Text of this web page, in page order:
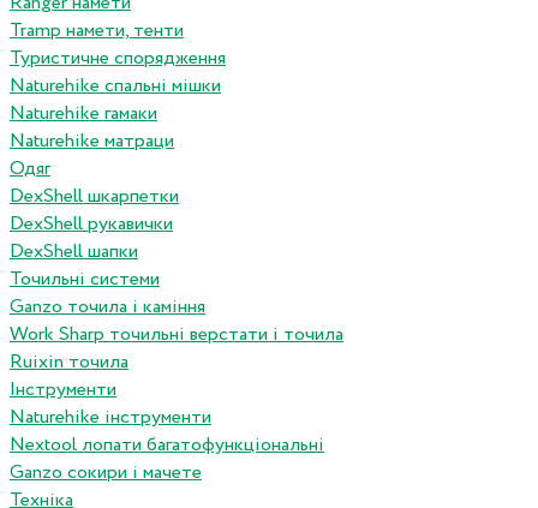
Tramp намети, тенти
Туристичне спорядження
Naturehike спальні мішки
Naturehike гамаки
Naturehike матраци
Одяг
DexShell шкарпетки
DexShell рукавички
DexShell шапки
Точильні системи
Ganzo точила і каміння
Work Sharp точильні верстати і точила
Ruixin точила
Інструменти
Naturehike інструменти
Nextool лопати багатофункціональні
Ganzo сокири і мачете
Техніка